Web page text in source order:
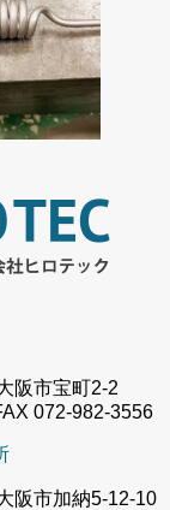
大阪市宝町2-2
072-982-3556
阪市加納5-12-10